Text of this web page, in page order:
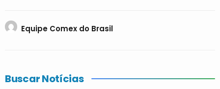
Equipe Comex do Brasil
Buscar Notícias